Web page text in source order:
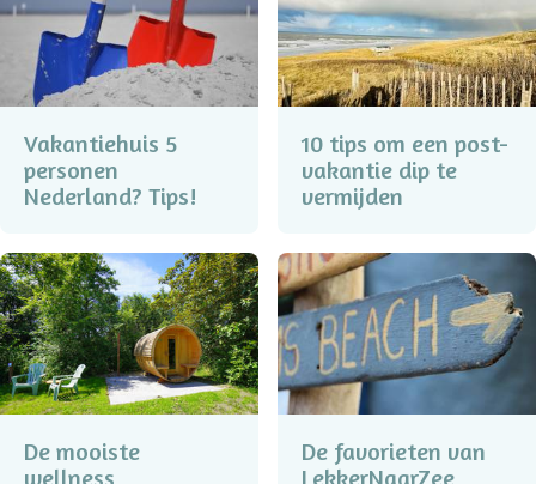
Vakantiehuis 5
personen
Nederland? Tips!
10 tips om een post-
vakantie dip te
vermijden
De mooiste
wellness
De favorieten van
LekkerNaarZee